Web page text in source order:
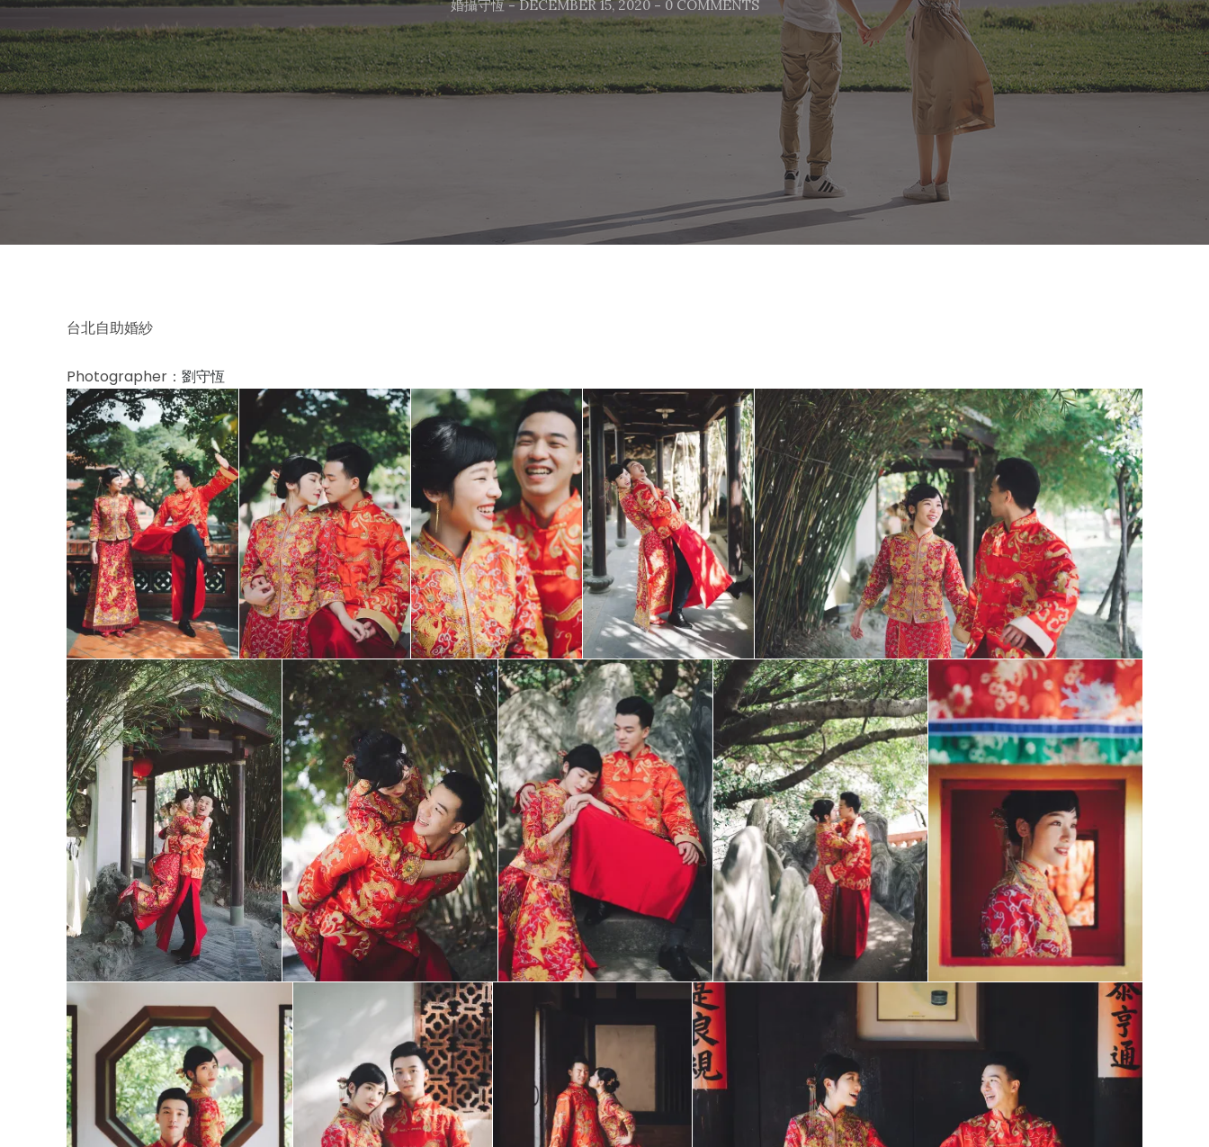
婚攝守恆-DECEMBER 15, 2020 - 0 COMMENTS
台北自助婚紗
Photographer： 劉守恆